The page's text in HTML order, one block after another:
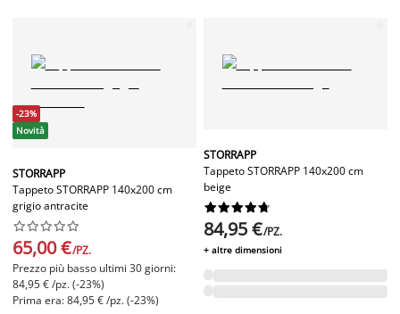
-23%
Novità
STORRAPP
Tappeto STORRAPP 140x200 cm
grigio antracite






65,00 €/PZ.
Prezzo più basso ultimi 30 giorni:
84,95 € /pz. (-23%)
Prima era: 84,95 € /pz. (-23%)
STORRAPP
Tappeto STORRAPP 140x200 cm
beige






84,95 €/PZ.
+ altre dimensioni